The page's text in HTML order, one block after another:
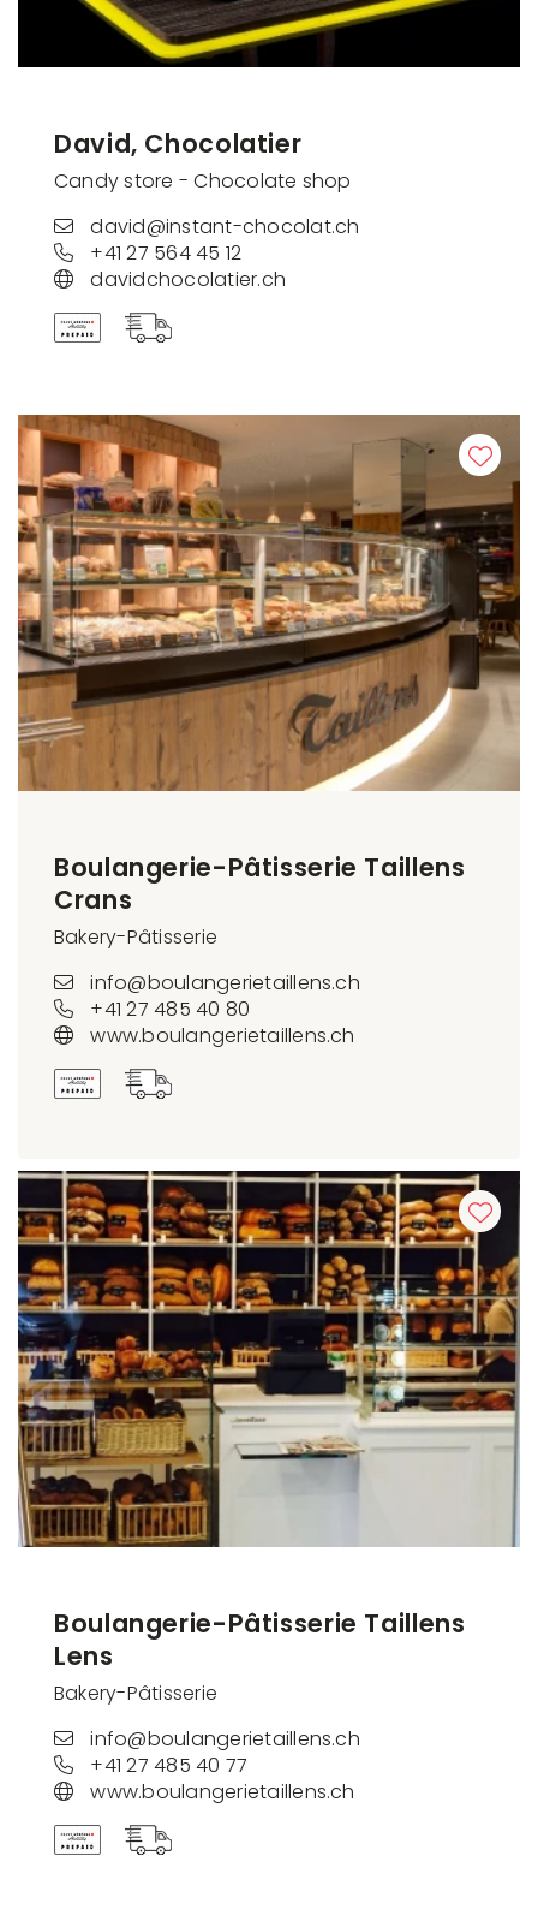
David, Chocolatier
Candy store - Chocolate shop
david@instant-chocolat.ch
+41 27 564 45 12
davidchocolatier.ch
Boulangerie-Pâtisserie Taillens
Crans
Bakery-Pâtisserie
info@boulangerietaillens.ch
+41 27 485 40 80
www.boulangerietaillens.ch
Boulangerie-Pâtisserie Taillens
Lens
Bakery-Pâtisserie
info@boulangerietaillens.ch
+41 27 485 40 77
www.boulangerietaillens.ch